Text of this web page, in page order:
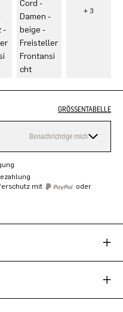
GRÖSSENTABELLE
Benachrichtige mich
mit
oder